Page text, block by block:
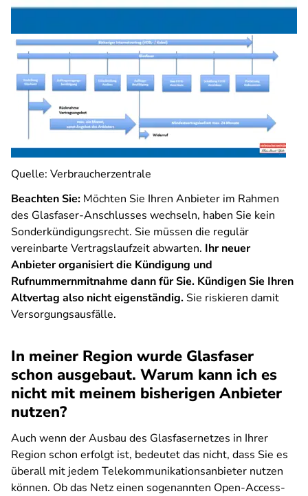
Quelle: Verbraucherzentrale
Beachten Sie: Möchten Sie Ihren Anbieter im Rahmen
des Glasfaser-Anschlusses wechseln, haben Sie kein
Sonderkündigungsrecht. Sie müssen die regulär
vereinbarte Vertragslaufzeit abwarten. Ihr neuer
Anbieter organisiert die Kündigung und
Rufnummernmitnahme dann für Sie. Kündigen Sie Ihren
Altvertag also nicht eigenständig. Sie riskieren damit
Versorgungsausfälle.
In meiner Region wurde Glasfaser
schon ausgebaut. Warum kann ich es
nicht mit meinem bisherigen Anbieter
nutzen?
Auch wenn der Ausbau des Glasfasernetzes in Ihrer
Region schon erfolgt ist, bedeutet das nicht, dass Sie es
überall mit jedem Telekommunikationsanbieter nutzen
können. Ob das Netz einen sogenannten Open-Access-